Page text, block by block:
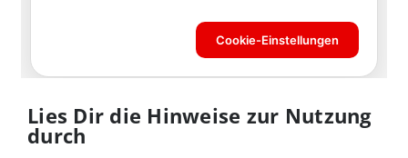
Lies Dir die Hinweise zur Nutzung
durch